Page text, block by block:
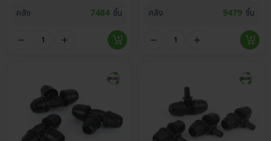
คลัง 7484 ชิ้น คลัง 9479 ชิ้น